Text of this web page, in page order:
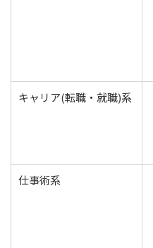
キャリア(転職・就職)系
仕事術系